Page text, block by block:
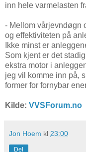
inn hele varmelasten
- Mellom vårjevndøgn
og effektiviteten på
Ikke minst er
Som kjent er det
ekstra motor i
jeg vil komme inn på,
former for fornybar
Kilde: VVSForum.no
Jon Hoem kl 23:00
Del